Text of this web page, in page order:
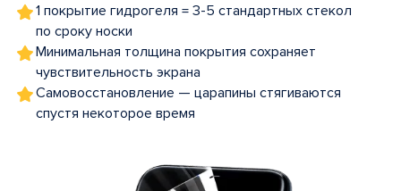
1 покрытие гидрогеля = 3-5 стандартных стекол
по сроку носки
Минимальная толщина покрытия сохраняет
чувствительность экрана
Самовосстановление — царапины стягиваются
спустя некоторое время